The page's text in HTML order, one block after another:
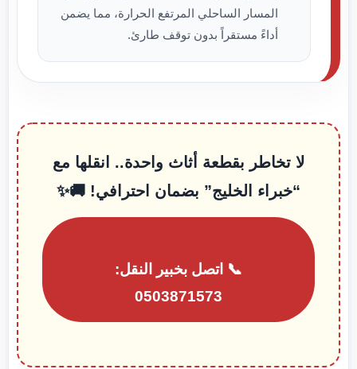
المسار الساحلي المرتفع الحرارة، مما يضمن
أداءً مستقراً بدون توقف طارئ.
لا تخاطر بقطعة أثاث واحدة.. انقلها مع
“خبراء الخليج” بضمان احترافي! 🚚✨
📞 اتصل بخبير النقل:
0503871573